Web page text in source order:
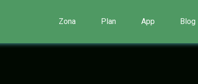
Zona Plan App Blog